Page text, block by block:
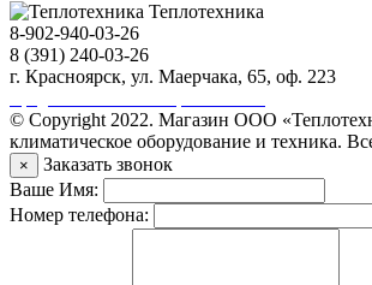
Теплотехника
8-902-940-03-26
8 (391) 240-03-26
г. Красноярск, ул. Маерчака, 65, оф. 223
© Copyright 2022. Магазин ООО
климатическое оборудование и техника.
×
Заказать звонок
Ваше Имя:
Номер телефона: